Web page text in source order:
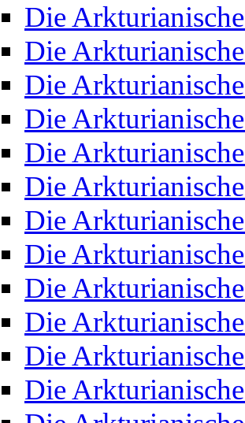
Die
Die
Die
Die
Die
Die
Die
Die
Die
Die
Die
Die